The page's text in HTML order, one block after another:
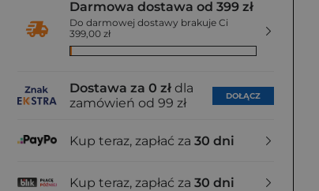
Darmowa dostawa od 399 zł
Do darmowej dostawy brakuje Ci
399,00 zł
Dostawa za 0 zł dla
zamówień od 99 zł
DOŁĄCZ
Kup teraz, zapłać za 30 dni
Kup teraz, zapłać za 30 dni